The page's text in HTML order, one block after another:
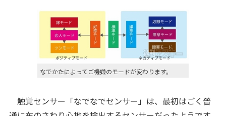
なでかたによってご機嫌のモードが変わります。
触覚センサー「なでなでセンサー」は、最初はごく普